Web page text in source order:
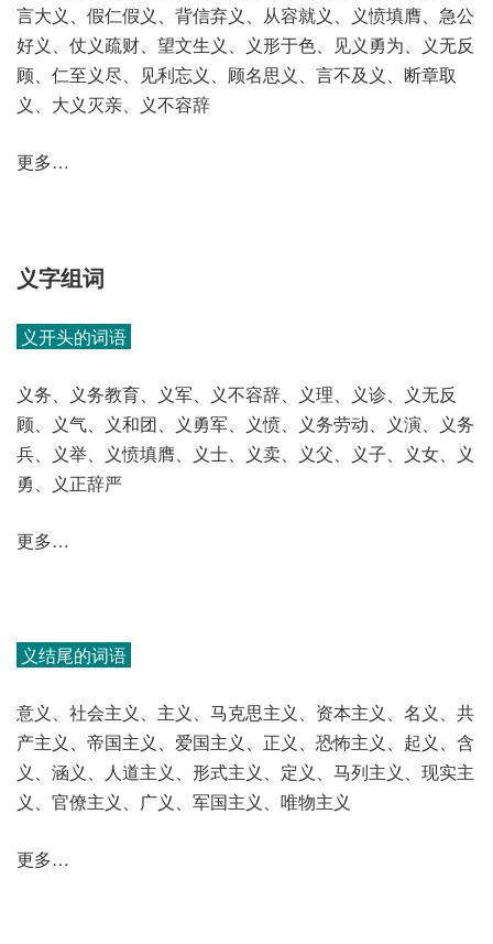
言大义、假仁假义、背信弃义、从容就义、义愤填膺、急公
好义、仗义疏财、望文生义、义形于色、见义勇为、义无反
顾、仁至义尽、见利忘义、顾名思义、言不及义、断章取
义、大义灭亲、义不容辞
更多…
义字组词
义开头的词语
义务、义务教育、义军、义不容辞、义理、义诊、义无反
顾、义气、义和团、义勇军、义愤、义务劳动、义演、义务
兵、义举、义愤填膺、义士、义卖、义父、义子、义女、义
勇、义正辞严
更多…
义结尾的词语
意义、社会主义、主义、马克思主义、资本主义、名义、共
产主义、帝国主义、爱国主义、正义、恐怖主义、起义、含
义、涵义、人道主义、形式主义、定义、马列主义、现实主
义、官僚主义、广义、军国主义、唯物主义
更多…